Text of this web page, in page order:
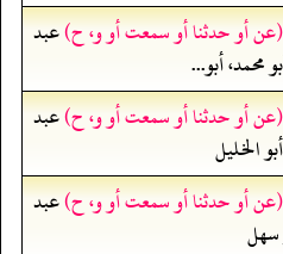
(عن أو حدثنا أو سمعت أو و، ح)عبد
محمد، أبو...
(عن أو حدثنا أو سمعت أو و، ح)عبد
الخليل
(عن أو حدثنا أو سمعت أو و، ح)عبد
سهل